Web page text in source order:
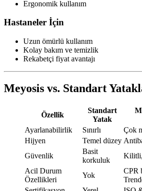
Ergonomik kullanım
Hastaneler İçin
Uzun ömürlü kullanım
Kolay bakım ve temizlik
Rekabetçi fiyat avantajı
Meyosis vs. Standart
Özellik
Standart
Yatak
Ayarlanabilirlik
Sınırlı
Çok
Hijyen
Temel düzey
Güvenlik
Basit
korkuluk
Acil Durum
Özellikleri
Yok
CPR